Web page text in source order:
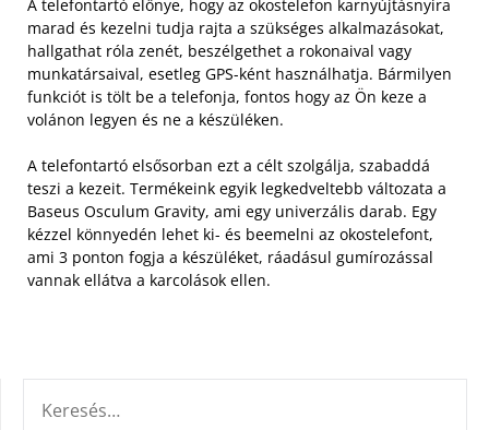
A telefontartó előnye, hogy az okostelefon karnyújtásnyira
marad és kezelni tudja rajta a szükséges alkalmazásokat,
hallgathat róla zenét, beszélgethet a rokonaival vagy
munkatársaival, esetleg GPS-ként használhatja. Bármilyen
funkciót is tölt be a telefonja, fontos hogy az Ön keze a
volánon legyen és ne a készüléken.
A telefontartó elsősorban ezt a célt szolgálja, szabaddá
teszi a kezeit. Termékeink egyik legkedveltebb változata a
Baseus Osculum Gravity, ami egy univerzális darab. Egy
kézzel könnyedén lehet ki- és beemelni az okostelefont,
ami 3 ponton fogja a készüléket, ráadásul gumírozással
vannak ellátva a karcolások ellen.